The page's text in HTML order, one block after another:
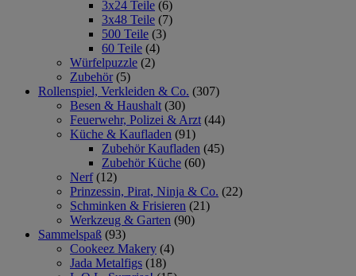
3x24 Teile (6)
3x48 Teile (7)
500 Teile (3)
60 Teile (4)
Würfelpuzzle (2)
Zubehör (5)
Rollenspiel, Verkleiden & Co. (307)
Besen & Haushalt (30)
Feuerwehr, Polizei & Arzt (44)
Küche & Kaufladen (91)
Zubehör Kaufladen (45)
Zubehör Küche (60)
Nerf (12)
Prinzessin, Pirat, Ninja & Co. (22)
Schminken & Frisieren (21)
Werkzeug & Garten (90)
Sammelspaß (93)
Cookeez Makery (4)
Jada Metalfigs (18)